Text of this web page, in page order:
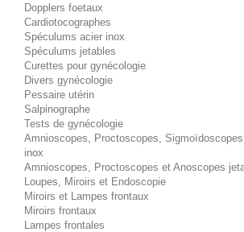
Dopplers foetaux
Cardiotocographes
Spéculums acier inox
Spéculums jetables
Curettes pour gynécologie
Divers gynécologie
Pessaire utérin
Salpinographe
Tests de gynécologie
Amnioscopes, Proctoscopes,
inox
Amnioscopes, Proctoscopes et Anoscopes
Loupes, Miroirs et Endoscopie
Miroirs et Lampes frontaux
Miroirs frontaux
Lampes frontales